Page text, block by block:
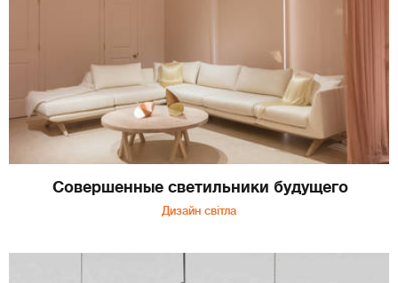
Совершенные светильники будущего
Дизайн світла